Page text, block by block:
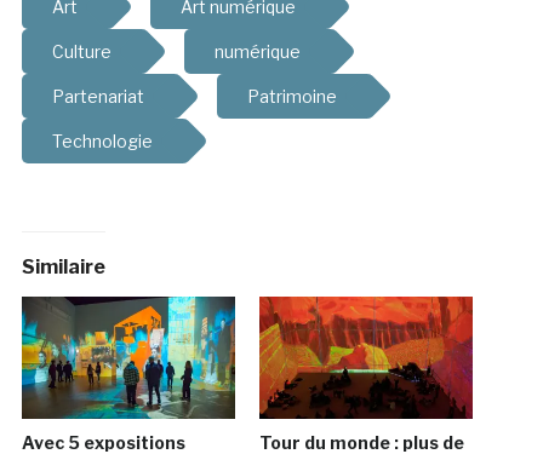
Art Art numérique
Culture numérique
Partenariat Patrimoine
Technologie
Similaire
Avec 5 expositions
Tour du monde : plus de